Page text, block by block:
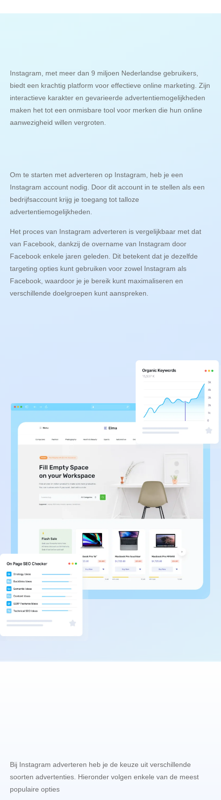
Instagram, met meer dan 9 miljoen Nederlandse gebruikers,
biedt een krachtig platform voor effectieve online marketing. Zijn
interactieve karakter en gevarieerde advertentiemogelijkheden
maken het tot een onmisbare tool voor merken die hun online
aanwezigheid willen vergroten.
Om te starten met adverteren op Instagram, heb je een
Instagram account nodig. Door dit account in te stellen als een
bedrijfsaccount krijg je toegang tot talloze
advertentiemogelijkheden.
Het proces van Instagram adverteren is vergelijkbaar met dat
van Facebook, dankzij de overname van Instagram door
Facebook enkele jaren geleden. Dit betekent dat je dezelfde
targeting opties kunt gebruiken voor zowel Instagram als
Facebook, waardoor je je bereik kunt maximaliseren en
verschillende doelgroepen kunt aanspreken.
Bij Instagram adverteren heb je de keuze uit verschillende
soorten advertenties. Hieronder volgen enkele van de meest
populaire opties